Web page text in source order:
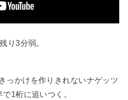
り3分弱。
っかけを作りきれないナゲッツ
1桁に追いつく。